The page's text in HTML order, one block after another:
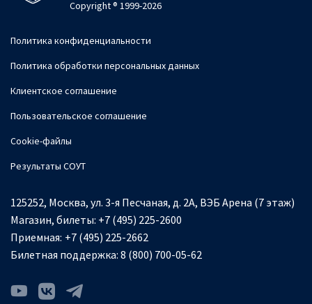
Copyright ® 1999-2026
Политика конфиденциальности
Политика обработки персональных данных
Клиентское соглашение
Пользовательское соглашение
Cookie-файлы
Результаты СОУТ
125252, Москва, ул. 3-я Песчаная, д. 2А, ВЭБ Арена (7 этаж)
Магазин, билеты: +7 (495) 225-2600
Приемная: +7 (495) 225-2662
Билетная поддержка: 8 (800) 700-05-62